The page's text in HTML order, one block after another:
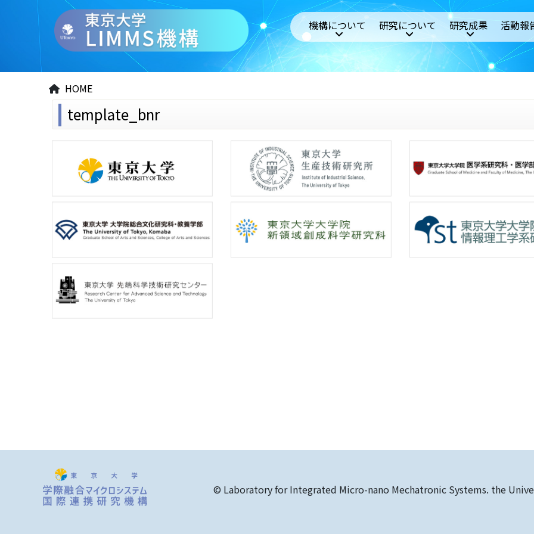
機構について 研究について 研究成果 活動報
HOME
template_bnr
© Laboratory for Integrated Micro-nano Mechatronic Systems. the